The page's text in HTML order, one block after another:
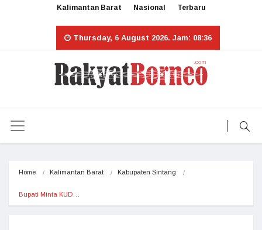
Kalimantan Barat Nasional Terbaru
Thursday, 6 August 2026. Jam: 08:36
Home Kalimantan Barat Kabupaten Sintang
Bupati Minta KUD…